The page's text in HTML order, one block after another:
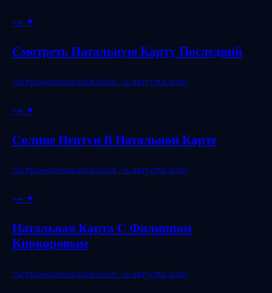
→ ✦
Смотреть Натальную Карту Последний
Астрологический блог · 6 августа 2026
→ ✦
Солнце Нептун В Натальной Карте
Астрологический блог · 6 августа 2026
→ ✦
Натальная Карта С Филиппом
Киркоровым
Астрологический блог · 6 августа 2026